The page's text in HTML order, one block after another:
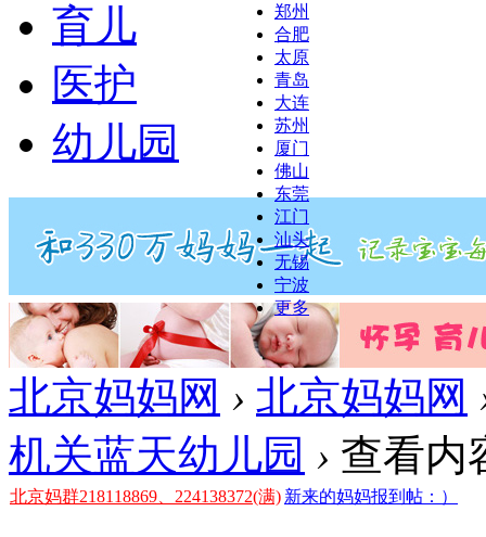
郑州
合肥
太原
青岛
大连
苏州
厦门
佛山
东莞
江门
汕头
无锡
宁波
更多
育儿
医护
幼儿园
北京妈妈网 › 北京妈妈网
机关蓝天幼儿园 › 查看内
北京妈群218118869、224138372(满) 新来的妈妈报到帖：）